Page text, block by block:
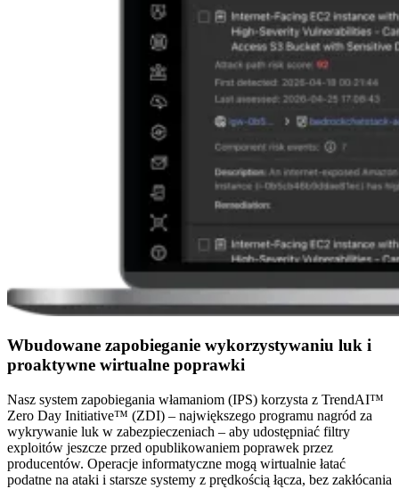
Wbudowane zapobieganie wykorzystywaniu luk i
proaktywne wirtualne poprawki
Nasz system zapobiegania włamaniom (IPS) korzysta z TrendAI™
Zero Day Initiative™ (ZDI) – największego programu nagród za
wykrywanie luk w zabezpieczeniach – aby udostępniać filtry
exploitów jeszcze przed opublikowaniem poprawek przez
producentów. Operacje informatyczne mogą wirtualnie łatać
podatne na ataki i starsze systemy z prędkością łącza, bez zakłócania